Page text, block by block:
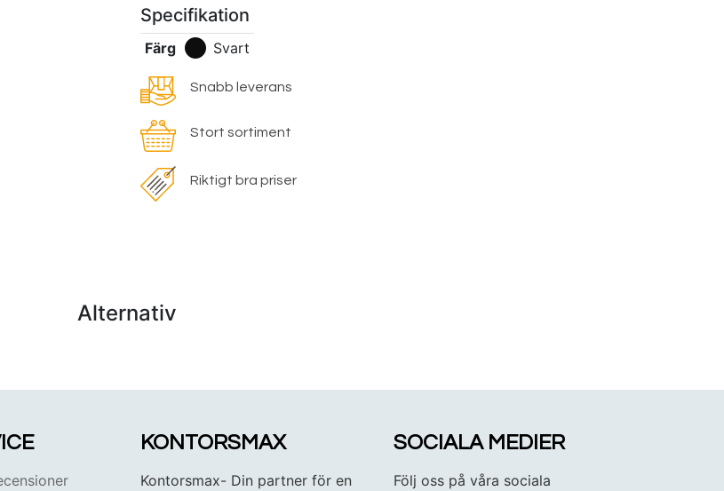
Specifikation
Färg Svart
Snabb leverans
Stort sortiment
Riktigt bra priser
Alternativ
KONTORSMAX
Kontorsmax- Din partner för en
SOCIALA MEDIER
Följ oss på våra sociala